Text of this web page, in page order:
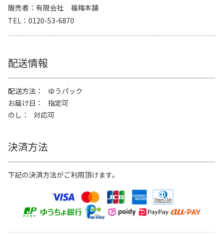
販売者
有限会社 福梅本舗
TEL
0120-53-6870
配送情報
配送方法
ゆうパック
お届け日
指定可
のし
対応可
決済方法
下記の決済方法がご利用頂けます。